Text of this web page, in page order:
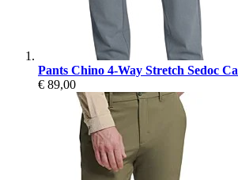
Pants Chino 4-Way Stretch Sedoc
€ 89,00